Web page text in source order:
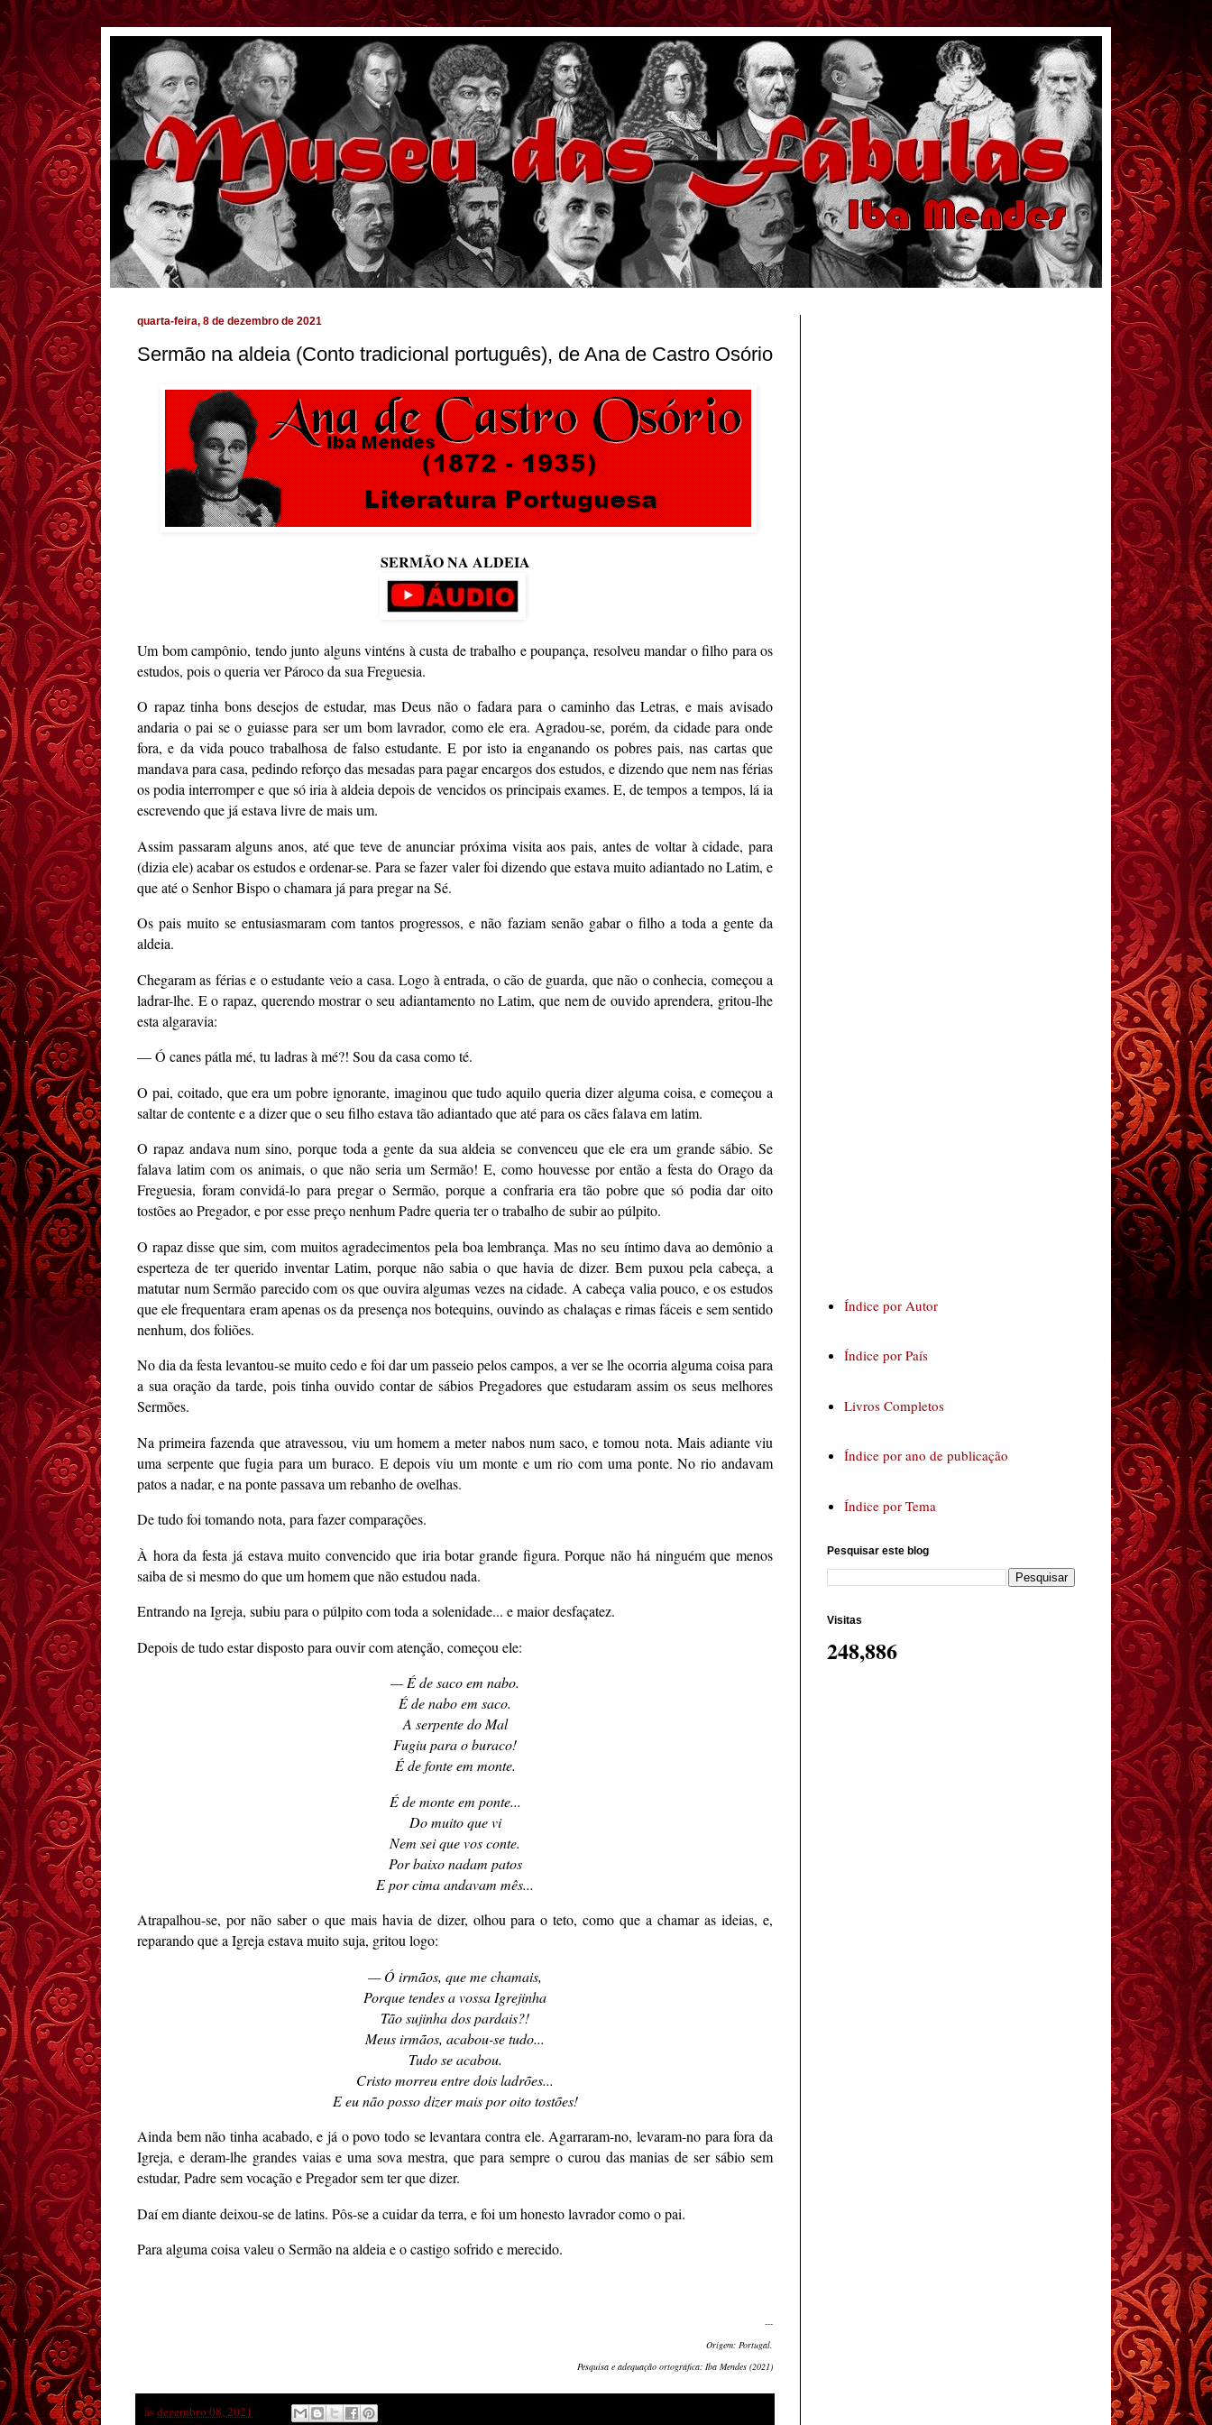
quarta-feira, 8 de dezembro de 2021
Sermão na aldeia (Conto tradicional português), de Ana de Castro Osório
SERMÃO NA ALDEIA
Um bom campônio, tendo junto alguns vinténs à custa de trabalho e poupança, resolveu mandar o filho para os
estudos, pois o queria ver Pároco da sua Freguesia.
O rapaz tinha bons desejos de estudar, mas Deus não o fadara para o caminho das Letras, e mais avisado
andaria o pai se o guiasse para ser um bom lavrador, como ele era. Agradou-se, porém, da cidade para onde
fora, e da vida pouco trabalhosa de falso estudante. E por isto ia enganando os pobres pais, nas cartas que
mandava para casa, pedindo reforço das mesadas para pagar encargos dos estudos, e dizendo que nem nas férias
os podia interromper e que só iria à aldeia depois de vencidos os principais exames. E, de tempos a tempos, lá ia
escrevendo que já estava livre de mais um.
Assim passaram alguns anos, até que teve de anunciar próxima visita aos pais, antes de voltar à cidade, para
(dizia ele) acabar os estudos e ordenar-se. Para se fazer valer foi dizendo que estava muito adiantado no Latim, e
que até o Senhor Bispo o chamara já para pregar na Sé.
Os pais muito se entusiasmaram com tantos progressos, e não faziam senão gabar o filho a toda a gente da
aldeia.
Chegaram as férias e o estudante veio a casa. Logo à entrada, o cão de guarda, que não o conhecia, começou a
ladrar-lhe. E o rapaz, querendo mostrar o seu adiantamento no Latim, que nem de ouvido aprendera, gritou-lhe
esta algaravia:
— Ó canes pátla mé, tu ladras à mé?! Sou da casa como té.
O pai, coitado, que era um pobre ignorante, imaginou que tudo aquilo queria dizer alguma coisa, e começou a
saltar de contente e a dizer que o seu filho estava tão adiantado que até para os cães falava em latim.
O rapaz andava num sino, porque toda a gente da sua aldeia se convenceu que ele era um grande sábio. Se
falava latim com os animais, o que não seria um Sermão! E, como houvesse por então a festa do Orago da
Freguesia, foram convidá-lo para pregar o Sermão, porque a confraria era tão pobre que só podia dar oito
tostões ao Pregador, e por esse preço nenhum Padre queria ter o trabalho de subir ao púlpito.
O rapaz disse que sim, com muitos agradecimentos pela boa lembrança. Mas no seu íntimo dava ao demônio a
esperteza de ter querido inventar Latim, porque não sabia o que havia de dizer. Bem puxou pela cabeça, a
matutar num Sermão parecido com os que ouvira algumas vezes na cidade. A cabeça valia pouco, e os estudos
que ele frequentara eram apenas os da presença nos botequins, ouvindo as chalaças e rimas fáceis e sem sentido
nenhum, dos foliões.
No dia da festa levantou-se muito cedo e foi dar um passeio pelos campos, a ver se lhe ocorria alguma coisa para
a sua oração da tarde, pois tinha ouvido contar de sábios Pregadores que estudaram assim os seus melhores
Sermões.
Na primeira fazenda que atravessou, viu um homem a meter nabos num saco, e tomou nota. Mais adiante viu
uma serpente que fugia para um buraco. E depois viu um monte e um rio com uma ponte. No rio andavam
patos a nadar, e na ponte passava um rebanho de ovelhas.
De tudo foi tomando nota, para fazer comparações.
À hora da festa já estava muito convencido que iria botar grande figura. Porque não há ninguém que menos
saiba de si mesmo do que um homem que não estudou nada.
Entrando na Igreja, subiu para o púlpito com toda a solenidade... e maior desfaçatez.
Depois de tudo estar disposto para ouvir com atenção, começou ele:
— É de saco em nabo.
É de nabo em saco.
A serpente do Mal
Fugiu para o buraco!
É de fonte em monte.
É de monte em ponte...
Do muito que vi
Nem sei que vos conte.
Por baixo nadam patos
E por cima andavam mês...
Atrapalhou-se, por não saber o que mais havia de dizer, olhou para o teto, como que a chamar as ideias, e,
reparando que a Igreja estava muito suja, gritou logo:
— Ó irmãos, que me chamais,
Porque tendes a vossa Igrejinha
Tão sujinha dos pardais?!
Meus irmãos, acabou-se tudo...
Tudo se acabou.
Cristo morreu entre dois ladrões...
E eu não posso dizer mais por oito tostões!
Ainda bem não tinha acabado, e já o povo todo se levantara contra ele. Agarraram-no, levaram-no para fora da
Igreja, e deram-lhe grandes vaias e uma sova mestra, que para sempre o curou das manias de ser sábio sem
estudar, Padre sem vocação e Pregador sem ter que dizer.
Daí em diante deixou-se de latins. Pôs-se a cuidar da terra, e foi um honesto lavrador como o pai.
Para alguma coisa valeu o Sermão na aldeia e o castigo sofrido e merecido.
---
Origem: Portugal.
Pesquisa e adequação ortográfica: Iba Mendes (2021)
àsdezembro 08, 2021
Índice por Autor
Índice por País
Livros Completos
Índice por ano de publicação
Índice por Tema
Pesquisar este blog
Visitas
248,886